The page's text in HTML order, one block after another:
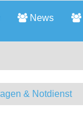
News
& Notdienst